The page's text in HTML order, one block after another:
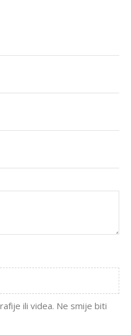
ili videa. Ne smije biti